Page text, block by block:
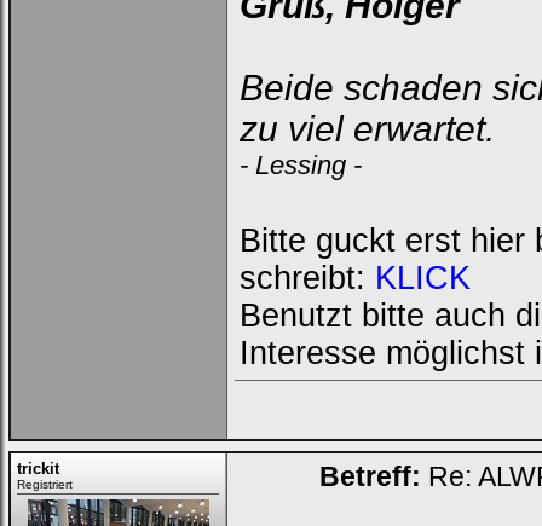
Beide schaden
zu viel erwartet.
- Lessing -
Bitte guckt erst hier
schreibt: KLICK
Benutzt bitte auch
Interesse möglichst
trickit
Registriert Betreff: Re: